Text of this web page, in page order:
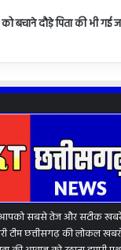
बचाने दौड़े पिता की भी
सबसे तेज और सटीक खबरें
टीम छत्तीसगढ़ की लोकल